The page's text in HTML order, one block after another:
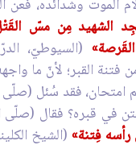
الموت وشدائده، فعن
الشهيد مِن مسّ
من فتنة القبر؛ لأنّ ما
امتحان، فقد سُئل (صلّى
في قبره؟ فقال (صلّى
رأسه فِتنة»